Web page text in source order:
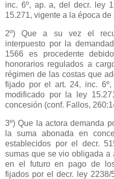
inc. 6º, ap. a, del decr. ley
15.271, vigente a la época de
2º) Que a su vez el
interpuesto por la
1566 es procedente
honorarios regulados a
régimen de las costas que
fijado por el art. 24, inc.
modificado por la ley
concesión (conf. Fallos,
3º) Que la actora demanda
la suma abonada en
establecidos por el decr.
sumas que se vio obligada
en el futuro en pago de
fijados por el decr. ley